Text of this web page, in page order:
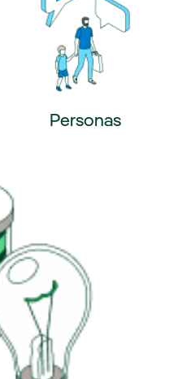
nueva.
Personas
se abre en